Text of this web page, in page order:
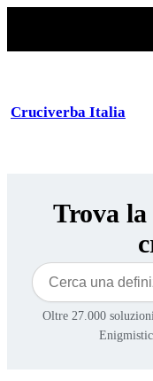
Cruciverba Italia
Trova la
Cerca
Oltre 27.000